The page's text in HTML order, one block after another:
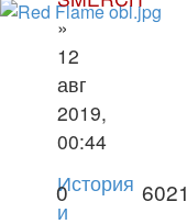
»
12
авг
2019,
00:44
История
и
0 6021